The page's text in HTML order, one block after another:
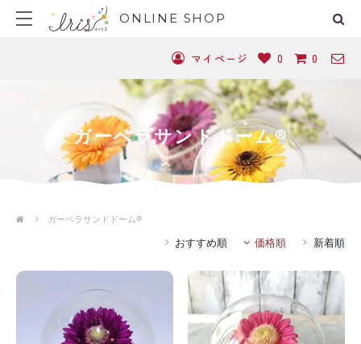
ONLINE SHOP
マイページ 0 0
ガーベラサンドドーム®
ガーベラサンドドーム®
おすすめ順 価格順 新着順